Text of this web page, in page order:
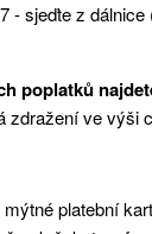
- sjeďte z dálnice
poplatků
zdražení ve výši
platební